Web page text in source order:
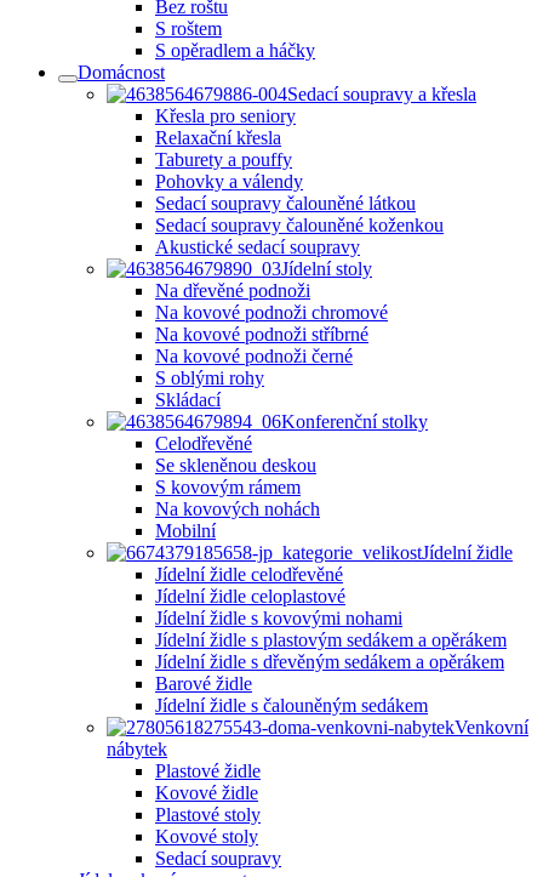
Bez roštu
S roštem
S opěradlem a háčky
Domácnost
Sedací soupravy a křesla
Křesla pro seniory
Relaxační křesla
Taburety a pouffy
Pohovky a válendy
Sedací soupravy čalouněné látkou
Sedací soupravy čalouněné koženkou
Akustické sedací soupravy
Jídelní stoly
Na dřevěné podnoži
Na kovové podnoži chromové
Na kovové podnoži stříbrné
Na kovové podnoži černé
S oblými rohy
Skládací
Konferenční stolky
Celodřevěné
Se skleněnou deskou
S kovovým rámem
Na kovových nohách
Mobilní
Jídelní židle
Jídelní židle celodřevěné
Jídelní židle celoplastové
Jídelní židle s kovovými nohami
Jídelní židle s plastovým sedákem a opěrákem
Jídelní židle s dřevěným sedákem a opěrákem
Barové židle
Jídelní židle s čalouněným sedákem
Venkovní
nábytek
Plastové židle
Kovové židle
Plastové stoly
Kovové stoly
Sedací soupravy